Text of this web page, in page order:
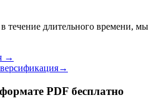
течение длительного времени, мы
→
→
PDF бесплатно